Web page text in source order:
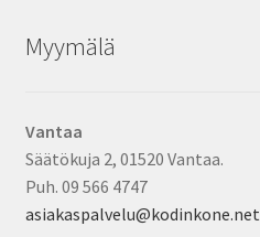
Myymälä
Vantaa
Säätökuja 2, 01520 Vantaa.
Puh. 09 566 4747
asiakaspalvelu@kodinkone.net